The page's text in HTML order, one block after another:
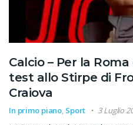
Calcio – Per la
test allo Stirpe di
Craiova
In primo piano, Sport 3 Luglio